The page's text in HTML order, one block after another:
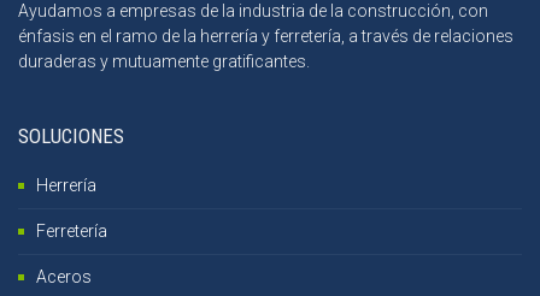
Ayudamos a empresas de la industria de la construcción, con
énfasis en el ramo de la herrería y ferretería, a través de relaciones
duraderas y mutuamente gratificantes.
SOLUCIONES
Herrería
Ferretería
Aceros